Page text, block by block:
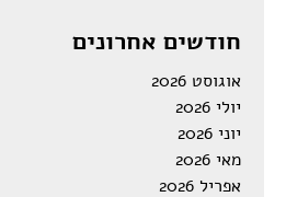
חודשים אחרונים
אוגוסט 2026
יולי 2026
יוני 2026
מאי 2026
אפריל 2026